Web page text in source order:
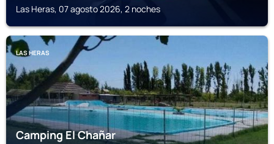
Las Heras, 07 agosto 2026, 2 noches
LAS HERAS
Camping El Chañar